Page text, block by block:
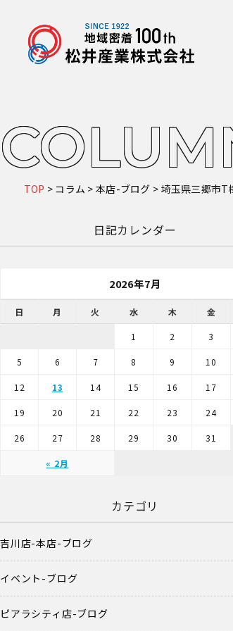
TOP > コラム > 本店-ブログ > 埼玉県三郷市T
日記カレンダー
2026年7月
日 月 火 水 木 金
« 2月
1 2 3
5 6 7 8 9 10
12 13 14 15 16 17
19 20 21 22 23 24
26 27 28 29 30 31
カテゴリ
吉川店-本店-ブログ
イベント-ブログ
ピアラシティ店-ブログ